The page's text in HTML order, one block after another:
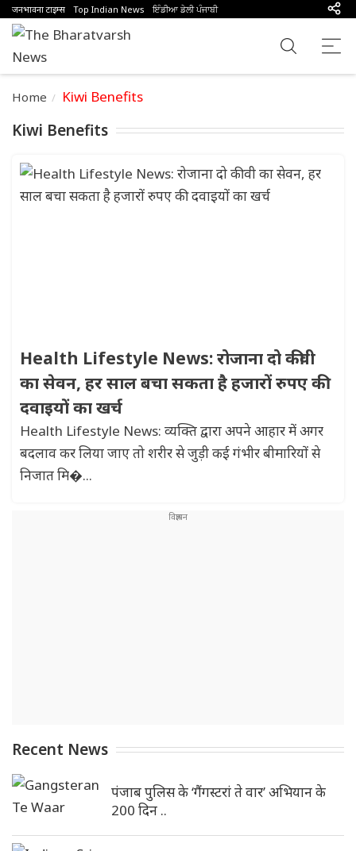
जनभावना टाइम्स Top Indian News ਇੰਡੀਆ ਡੇਲੀ ਪੰਜਾਬੀ
Home Kiwi Benefits
Kiwi Benefits
Health Lifestyle News: रोजाना दो कीवी
का सेवन, हर साल बचा सकता है हजारों रुपए की
दवाइयों का खर्च
Health Lifestyle News: व्यक्ति द्वारा अपने आहार में अगर
बदलाव कर लिया जाए तो शरीर से जुड़ी कई गंभीर बीमारियों से
निजात मि�...
Recent News
पंजाब पुलिस के ‘गैंगस्टरां ते वार’ अभियान के
200 दिन ..